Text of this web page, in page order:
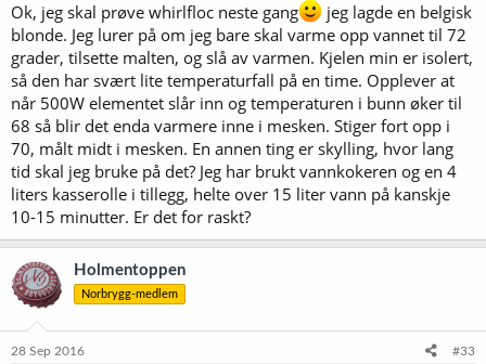
Ok, jeg skal prøve whirlfloc neste gang
jeg lagde en belgisk
blonde. Jeg lurer på om jeg bare skal varme opp vannet til 72
grader, tilsette malten, og slå av varmen. Kjelen min er isolert,
så den har svært lite temperaturfall på en time. Opplever at
når 500W elementet slår inn og temperaturen i bunn øker til
68 så blir det enda varmere inne i mesken. Stiger fort opp i
70, målt midt i mesken. En annen ting er skylling, hvor lang
tid skal jeg bruke på det? Jeg har brukt vannkokeren og en 4
liters kasserolle i tillegg, helte over 15 liter vann på kanskje
10-15 minutter. Er det for raskt?
Holmentoppen
Norbrygg-medlem
28 Sep 2016 #33